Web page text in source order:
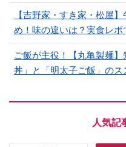
【吉野家・すき家・松屋
め！味の違いは？実食レポ
ご飯が主役！【丸亀製麺
丼」と「明太子ご飯」のス